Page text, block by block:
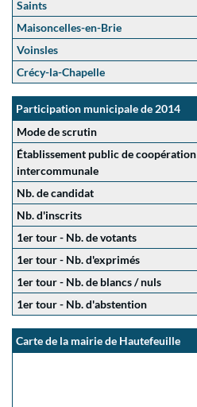
Saints
Maisoncelles-en-Brie
Voinsles
Crécy-la-Chapelle
Participation municipale de 2014
Mode de scrutin
Établissement public de coopération
intercommunale
Nb. de candidat
Nb. d'inscrits
1er tour - Nb. de votants
1er tour - Nb. d'exprimés
1er tour - Nb. de blancs / nuls
1er tour - Nb. d'abstention
Carte de la mairie de Hautefeuille